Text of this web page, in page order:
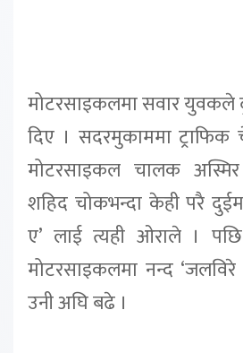
मोटरसाइकलमा सवार युवकले
दिए । सदरमुकाममा
मोटरसाइकल चालक
शहिद चोकभन्दा केही परै
ए’ लाई त्यही ओराले ।
मोटरसाइकलमा नन्द ‘जलविरे
उनी अघि बढे ।